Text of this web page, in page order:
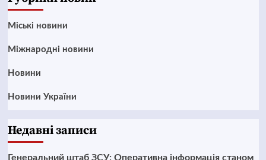
Mіські новини
Міжнародні новини
Новини
Новини України
Недавні записи
Генеральний штаб ЗСУ: Оперативна інформація станом